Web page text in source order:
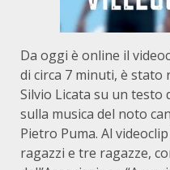
Da oggi è online il
di circa 7 minuti, è stato
Silvio Licata su un testo
sulla musica del noto
Pietro Puma. Al
ragazzi e tre ragazze,